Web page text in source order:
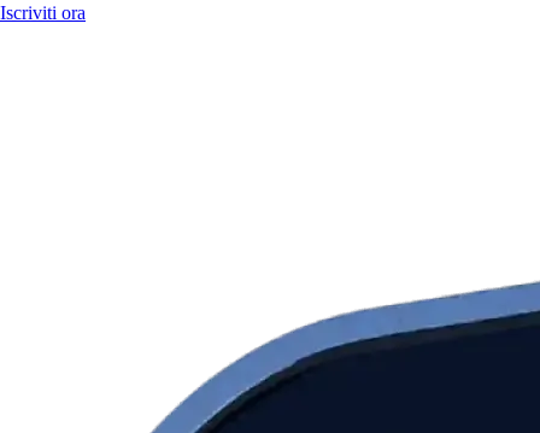
Iscriviti ora